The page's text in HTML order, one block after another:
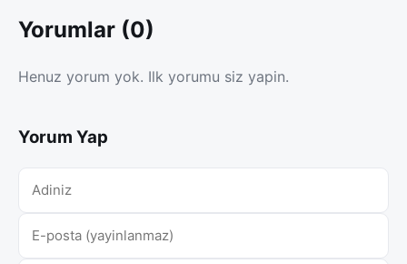
Yorumlar (0)
Henuz yorum yok. Ilk yorumu siz yapin.
Yorum Yap